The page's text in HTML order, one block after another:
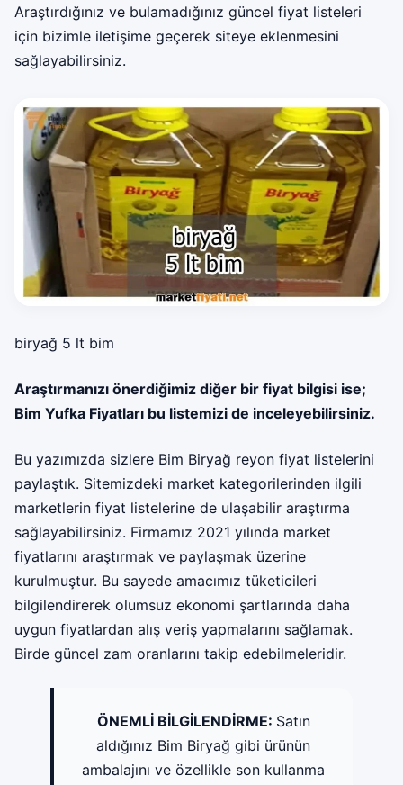
Araştırdığınız ve bulamadığınız güncel fiyat listeleri
için bizimle iletişime geçerek siteye eklenmesini
sağlayabilirsiniz.
biryağ 5 lt bim
Araştırmanızı önerdiğimiz diğer bir fiyat bilgisi ise;
Bim Yufka Fiyatları bu listemizi de inceleyebilirsiniz.
Bu yazımızda sizlere Bim Biryağ reyon fiyat listelerini
paylaştık. Sitemizdeki market kategorilerinden ilgili
marketlerin fiyat listelerine de ulaşabilir araştırma
sağlayabilirsiniz. Firmamız 2021 yılında market
fiyatlarını araştırmak ve paylaşmak üzerine
kurulmuştur. Bu sayede amacımız tüketicileri
bilgilendirerek olumsuz ekonomi şartlarında daha
uygun fiyatlardan alış veriş yapmalarını sağlamak.
Birde güncel zam oranlarını takip edebilmeleridir.
ÖNEMLİ BİLGİLENDİRME: Satın
aldığınız Bim Biryağ gibi ürünün
ambalajını ve özellikle son kullanma